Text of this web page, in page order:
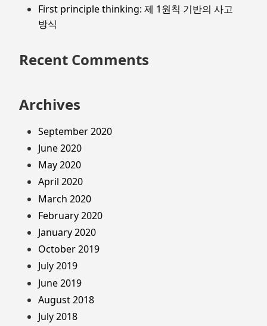
First principle thinking: 제 1원칙 기반의 사고
방식
Recent Comments
Archives
September 2020
June 2020
May 2020
April 2020
March 2020
February 2020
January 2020
October 2019
July 2019
June 2019
August 2018
July 2018